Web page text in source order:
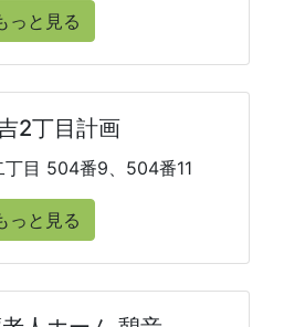
っと見る
2丁目計画
目 504番9、504番11
っと見る